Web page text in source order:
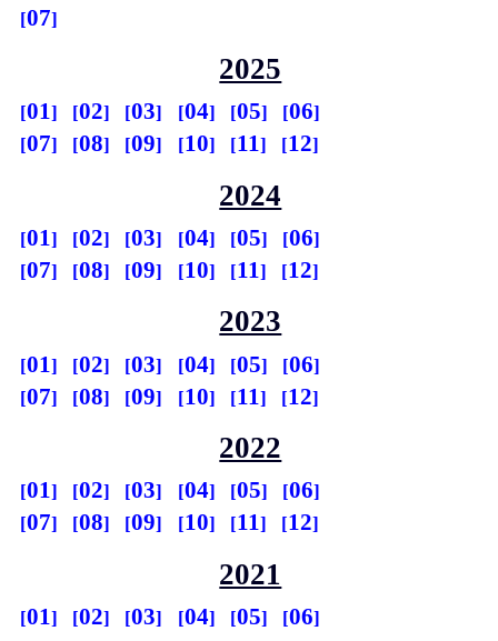
07
2025
01 02 03 04 05
06
07
08 09 10 11 12
2024
01 02 03 04 05
06
07
08 09 10 11 12
2023
01 02 03 04 05
06
07
08 09 10 11 12
2022
01 02 03 04 05
06
07
08 09 10 11 12
2021
01 02 03 04 05
06